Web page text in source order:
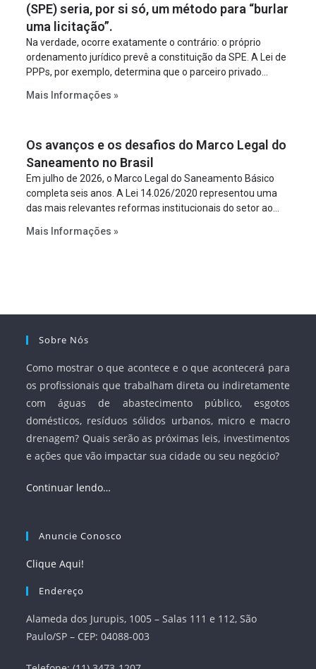
(SPE) seria, por si só, um método para “burlar
uma licitação”.
Na verdade, ocorre exatamente o contrário: o próprio
ordenamento jurídico prevê a constituição da SPE. A Lei de
PPPs, por exemplo, determina que o parceiro privado
empreendimento. Ou seja, a suposta “fraude à licitação” é
projeto a projeto.
Mais Informações »
Os avanços e os desafios do Marco Legal do
Saneamento no Brasil
Em julho de 2026, o Marco Legal do Saneamento Básico
completa seis anos. A Lei 14.026/2020 representou uma
das mais relevantes reformas institucionais do setor ao
serviços, ampliar a participação da iniciativa privada,
Mais Informações »
Sobre Nós
Como mostrar o que acontece e o que acontecerá para
os profissionais que trabalham direta ou indiretamente
com águas de abastecimento público, esgotos
domésticos, resíduos sólidos urbanos, micro e macro
drenagem? Quais serão as próximas leis, investimentos
e ações que vão impactar sua cidade ou seu negócio?
Continuar lendo…
Anuncie Conosco
Clique Aqui!
Endereço
Alameda dos Jurupis, 1005 – Salas 111 e 112, São
Paulo/SP – CEP: 04088-003